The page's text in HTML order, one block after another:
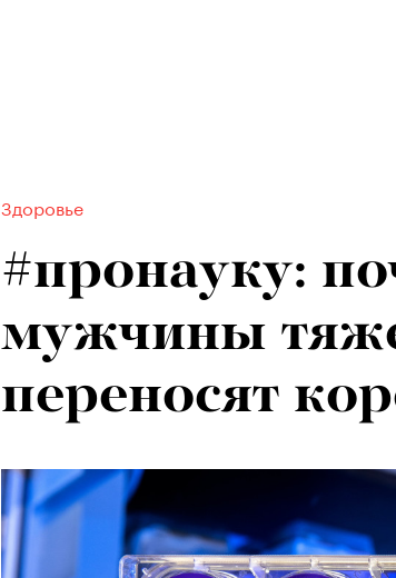
Здоровье
#пронауку:
мужчины
переносят